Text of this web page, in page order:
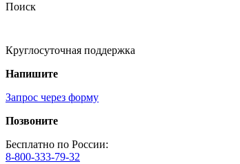
Поиск
Круглосуточная поддержка
Напишите
Запрос через форму
Позвоните
Бесплатно по России:
8-800-333-79-32